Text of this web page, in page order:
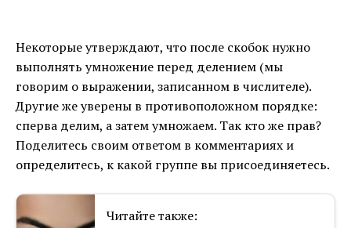
Некоторые утверждают, что после скобок нужно
выполнять умножение перед делением (мы
говорим о выражении, записанном в числителе).
Другие же уверены в противоположном порядке:
сперва делим, а затем умножаем. Так кто же прав?
Поделитесь своим ответом в комментариях и
определитесь, к какой группе вы присоединяетесь.
Читайте также: